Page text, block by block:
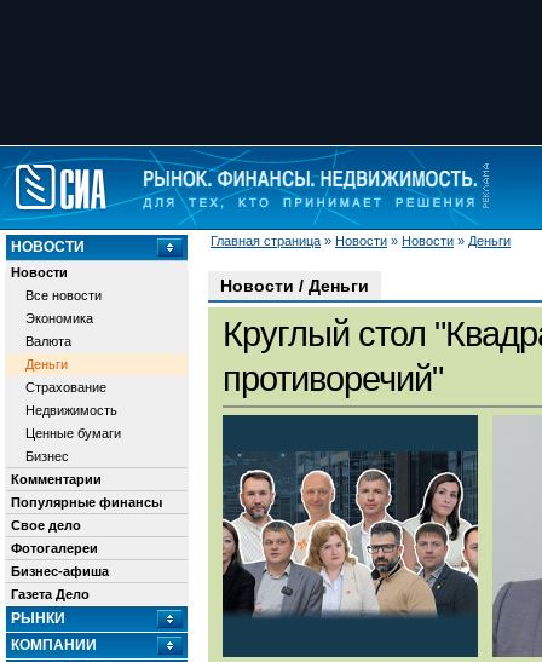
Главная страница » Новости » Новости » Деньги
НОВОСТИ
Новости
Все новости
Экономика
Валюта
Деньги
Страхование
Недвижимость
Ценные бумаги
Бизнес
Комментарии
Популярные финансы
Свое дело
Фотогалереи
Бизнес-афиша
Газета Дело
РЫНКИ
КОМПАНИИ
Новости / Деньги
Круглый стол
противоречий"